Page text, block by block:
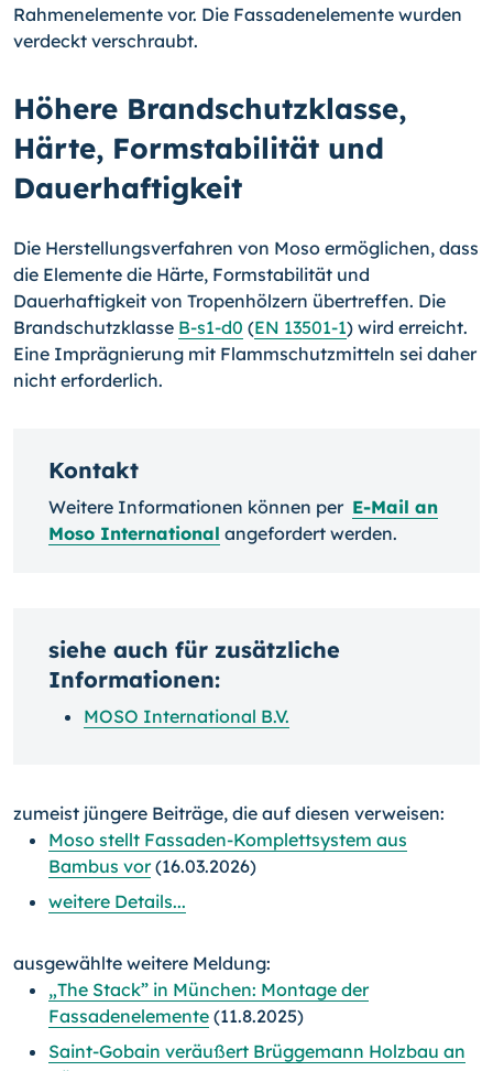
Rahmenelemente vor. Die Fassadenelemente wurden
verdeckt verschraubt.
Höhere Brandschutzklasse,
Härte, Formstabilität und
Dauerhaftigkeit
Die Herstellungsverfahren von Moso ermöglichen, dass
die Elemente die Härte, Formstabilität und
Dauerhaftigkeit von Tropenhölzern übertreffen. Die
Brandschutzklasse B-s1-d0 (EN 13501-1) wird erreicht.
Eine Imprägnierung mit Flammschutzmitteln sei daher
nicht erforderlich.
Kontakt
Weitere Informationen können per E-Mail an
Moso International angefordert werden.
siehe auch für zusätzliche
Informationen:
MOSO International B.V.
zumeist jüngere Beiträge, die auf diesen verweisen:
Moso stellt Fassaden-Komplettsystem aus
Bambus vor(16.03.2026)
weitere Details...
ausgewählte weitere Meldung:
„The Stack” in München: Montage der
Fassadenelemente (11.8.2025)
Saint-Gobain veräußert Brüggemann Holzbau an